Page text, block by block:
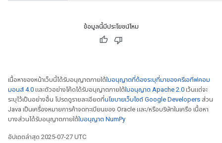
ข้อมูลนี้มีประโยชน์ไหม
เนื้อหาของหน้าเว็บนี้ได้รับอนุญาตภายใต้ใบอนุญาตที่ต้องระบุที่มาของครีเอทีฟคอม
มอนส์ 4.0 และตัวอย่างโค้ดได้รับอนุญาตภายใต้ใบอนุญาต Apache 2.0 เว้นแต่จะ
ระบุไว้เป็นอย่างอื่น โปรดดูรายละเอียดที่นโยบายเว็บไซต์ Google Developers ส่วน
Java เป็นเครื่องหมายการค้าจดทะเบียนของ Oracle และ/หรือบริษัทในเครือ เนื้อหา
บางส่วนได้รับอนุญาตภายใต้ใบอนุญาต NumPy
อัปเดตล่าสุด 2025-07-27 UTC